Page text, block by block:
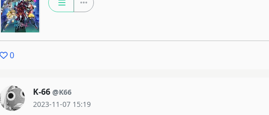
0
K-66 @K66
2023-11-07 15:19